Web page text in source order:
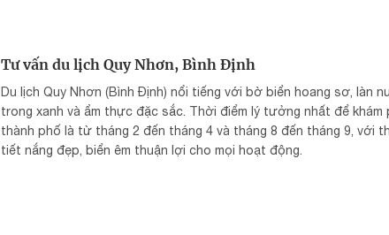
Tư vấn du lịch Quy Nhơn, Bình Định
Du lịch Quy Nhơn (Bình Định) nổi tiếng với bờ biển hoang sơ, làn
trong xanh và ẩm thực đặc sắc. Thời điểm lý tưởng nhất để khám
thành phố là từ tháng 2 đến tháng 4 và tháng 8 đến tháng 9, với
tiết nắng đẹp, biển êm thuận lợi cho mọi hoạt động.